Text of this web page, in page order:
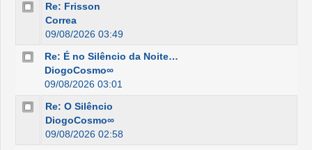
Re: Frisson
Correa
09/08/2026 03:49
Re: É no Silêncio da Noite…
DiogoCosmo∞
09/08/2026 03:01
Re: O Silêncio
DiogoCosmo∞
09/08/2026 02:58